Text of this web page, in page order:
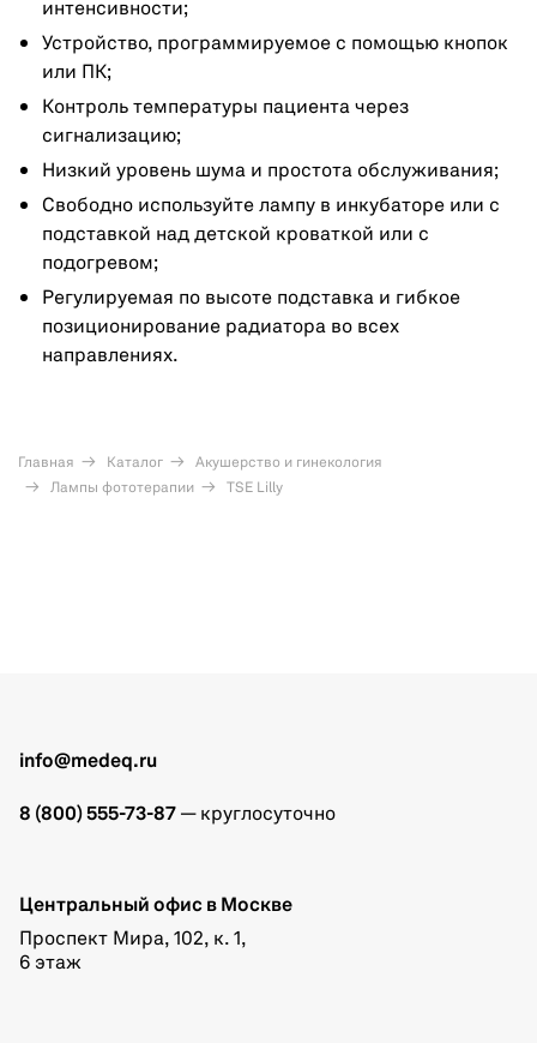
интенсивности;
Устройство, программируемое с помощью кнопок
или ПК;
Контроль температуры пациента через
сигнализацию;
Низкий уровень шума и простота обслуживания;
Свободно используйте лампу в инкубаторе или с
подставкой над детской кроваткой или с
подогревом;
Регулируемая по высоте подставка и гибкое
позиционирование радиатора во всех
направлениях.
Главная Каталог
Акушерство и гинекология
Лампы фототерапии
TSE Lilly
info@medeq.ru
8 (800) 555-73-87 — круглосуточно
Центральный офис в Москве
Проспект Мира, 102, к. 1,
6 этаж